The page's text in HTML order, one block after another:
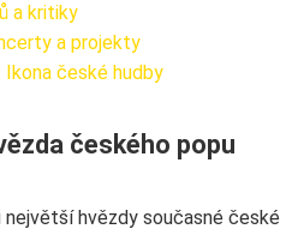
a kritiky
a projekty
české hudby
českého popu
hvězdy současné české